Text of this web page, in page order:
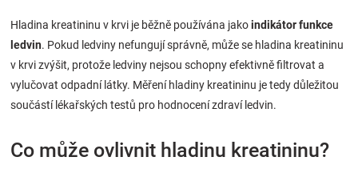
Hladina kreatininu v krvi je běžně používána jakoindikátor funkce
ledvin. Pokud ledviny nefungují správně, může se hladina kreatininu
v krvi zvýšit, protože ledviny nejsou schopny efektivně filtrovat a
vylučovat odpadní látky. Měření hladiny kreatininu je tedy důležitou
součástí lékařských testů pro hodnocení zdraví ledvin.
Co může ovlivnit hladinu kreatininu?